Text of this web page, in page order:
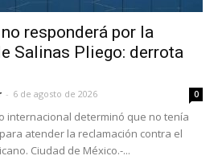
responderá por la
Salinas Pliego: derrota
- 6 de agosto de 2026 0
internacional determinó que no tenía
atender la reclamación contra el
Ciudad de México.-...